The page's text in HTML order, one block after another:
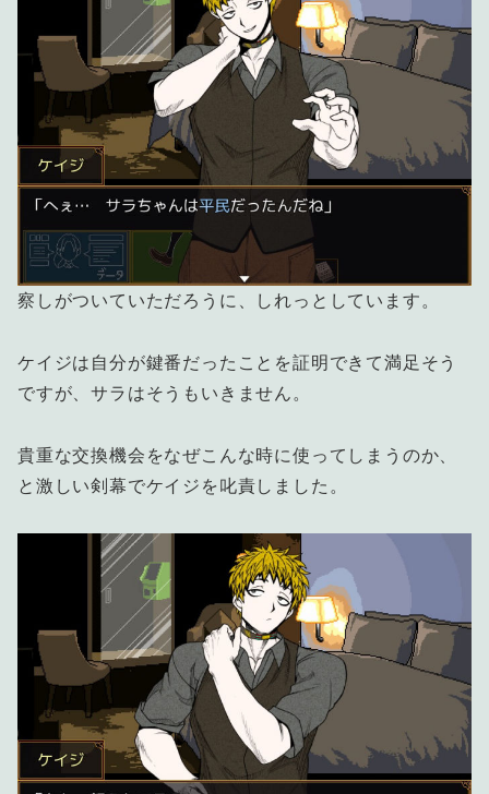
察しがついていただろうに、しれっとしています。
ケイジは自分が鍵番だったことを証明できて満足そう
ですが、サラはそうもいきません。
貴重な交換機会をなぜこんな時に使ってしまうのか、
と激しい剣幕でケイジを叱責しました。